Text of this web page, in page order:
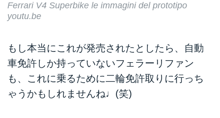
Ferrari V4 Superbike le immagini del prototipo
youtu.be
もし本当にこれが発売されたとしたら、自動
車免許しか持っていないフェラーリファン
も、これに乗るために二輪免許取りに行っち
ゃうかもしれませんね♩(笑)